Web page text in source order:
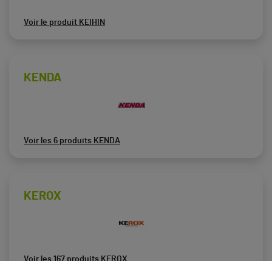
Voir le produit KEIHIN
KENDA
Voir les 6 produits KENDA
KEROX
Voir les 167 produits KEROX